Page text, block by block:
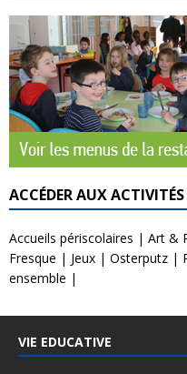
ACCÉDER AUX
Accueils périscolaires | Art &
Fresque | Jeux | Osterputz |
ensemble |
VIE EDUCATIVE